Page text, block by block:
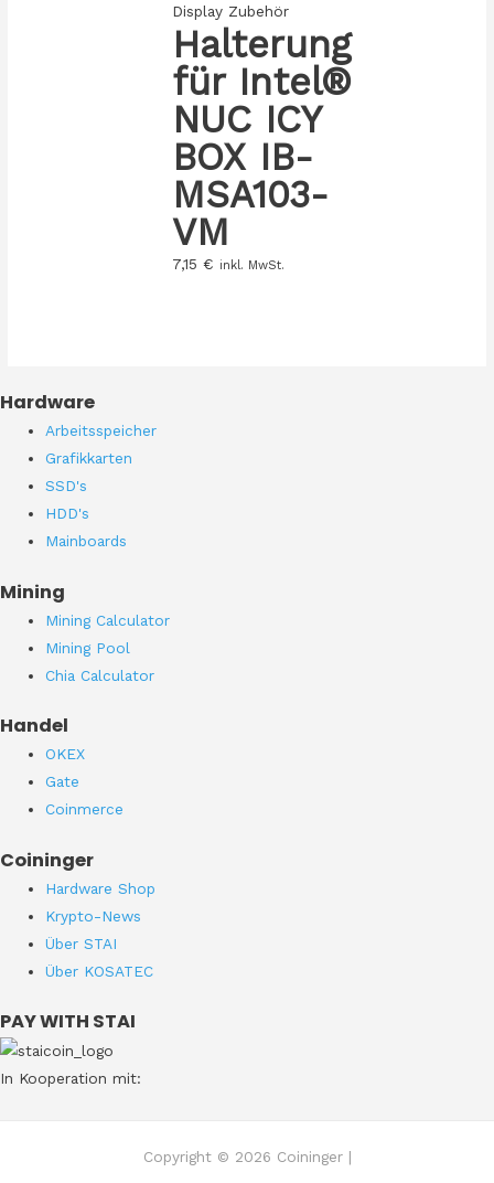
Display Zubehör
Halterung
für Intel®
NUC ICY
BOX IB-
MSA103-
VM
7,15 € inkl. MwSt.
Hardware
Arbeitsspeicher
Grafikkarten
SSD's
HDD's
Mainboards
Mining
Mining Calculator
Mining Pool
Chia Calculator
Handel
OKEX
Gate
Coinmerce
Coininger
Hardware Shop
Krypto-News
Über STAI
Über KOSATEC
PAY WITH STAI
In Kooperation mit:
Copyright © 2026 Coininger |